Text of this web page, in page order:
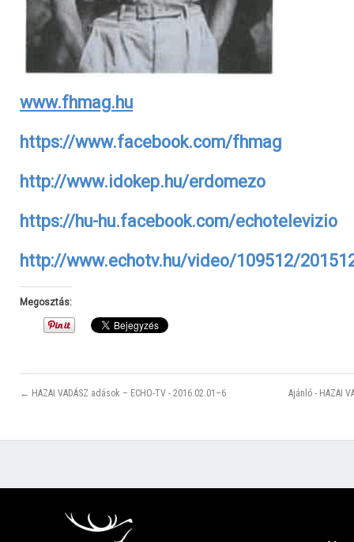
www.fhmag.hu
https://www.facebook.com/fhmag
http://www.idokep.hu/erdomezo
https://hu-hu.facebook.com/echotelevizio
http://www.echotv.hu/video/109512/
Megosztás:
← HAZAI VADÁSZ adások – ECHO-TV - 2016.02.01–6 Ajánló - HAZAI